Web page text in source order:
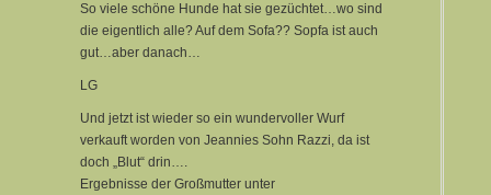
So viele schöne Hunde hat sie gezüchtet…wo sind
die eigentlich alle? Auf dem Sofa?? Sopfa ist auch
gut…aber danach…
LG
Und jetzt ist wieder so ein wundervoller Wurf
verkauft worden von Jeannies Sohn Razzi, da ist
doch „Blut“ drin….
Ergebnisse der Großmutter unter